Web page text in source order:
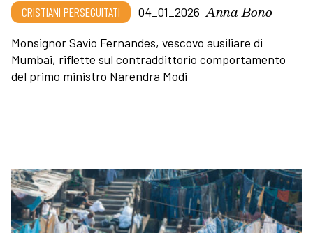
CRISTIANI PERSEGUITATI 04_01_2026 Anna Bono
Monsignor Savio Fernandes, vescovo ausiliare di
Mumbai, riflette sul contraddittorio comportamento
del primo ministro Narendra Modi